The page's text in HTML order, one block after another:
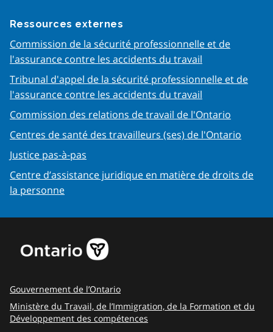
Ressources externes
Commission de la sécurité professionnelle et de
l'assurance contre les accidents du travail
Tribunal d'appel de la sécurité professionnelle et de
l'assurance contre les accidents du travail
Commission des relations de travail de l'Ontario
Centres de santé des travailleurs (ses) de l'Ontario
Justice pas-à-pas
Centre d’assistance juridique en matière de droits de
la personne
Gouvernement de l’Ontario
Ministère du Travail, de l’Immigration, de la Formation et du
Développement des compétences